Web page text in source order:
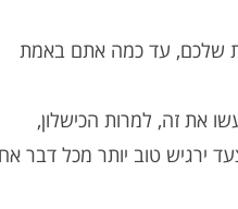
שלכם, עד כמה אתם באמת
את זה, למרות הכישלון,
ירגיש טוב יותר מכל דבר